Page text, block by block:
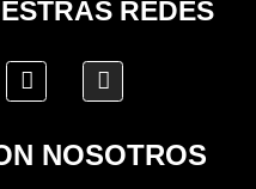
REDES
NOSOTROS